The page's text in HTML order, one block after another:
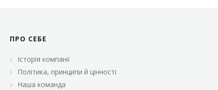
ПРО СЕБЕ
Історія компанії
Політика, принципи й цінності
Наша команда